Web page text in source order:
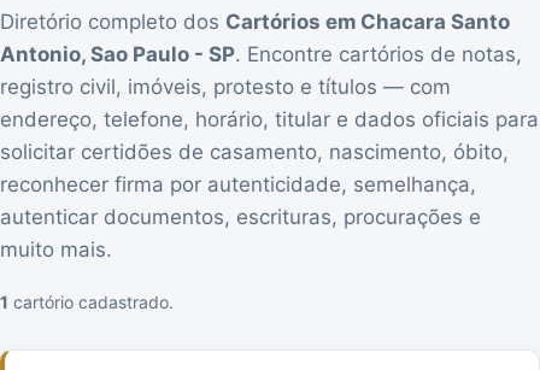
Diretório completo dos Cartórios em Chacara Santo
Antonio, Sao Paulo - SP. Encontre cartórios de notas,
registro civil, imóveis, protesto e títulos — com
endereço, telefone, horário, titular e dados oficiais para
solicitar certidões de casamento, nascimento, óbito,
reconhecer firma por autenticidade, semelhança,
autenticar documentos, escrituras, procurações e
muito mais.
1 cartório cadastrado.